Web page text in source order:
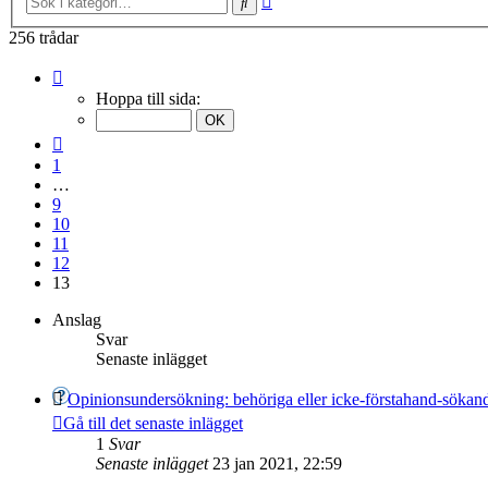
256 trådar
13
Hoppa till sida:
1
…
9
10
11
12
13
Anslag
Svar
Senaste inlägget
Opinionsundersökning: behöriga eller icke-förstahand-
Gå till det senaste inlägget
1 Svar
Senaste inlägget 23 jan 2021, 22:59